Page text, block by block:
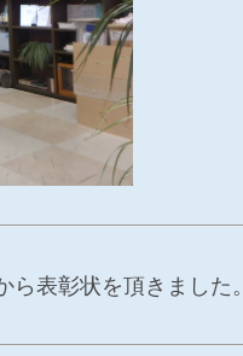
表彰状を頂きました。